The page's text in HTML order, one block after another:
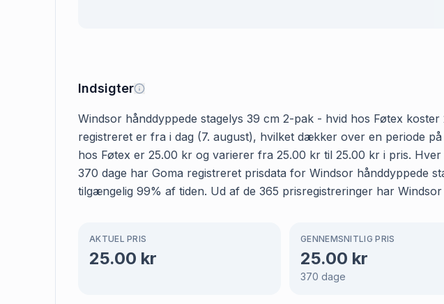
Indsigter
Windsor hånddyppede stagelys 39 cm 2-pak - hvid hos Føtex
registreret er fra i dag (7. august), hvilket dækker over en periode
hos Føtex er 25.00 kr og varierer fra 25.00 kr til 25.00 kr i pris.
370 dage har Goma registreret prisdata for Windsor hånddyppede
tilgængelig 99% af tiden. Ud af de 365 prisregistreringer har
AKTUEL PRIS
25.00 kr
GENNEMSNITLIG PRIS
25.00 kr
370 dage